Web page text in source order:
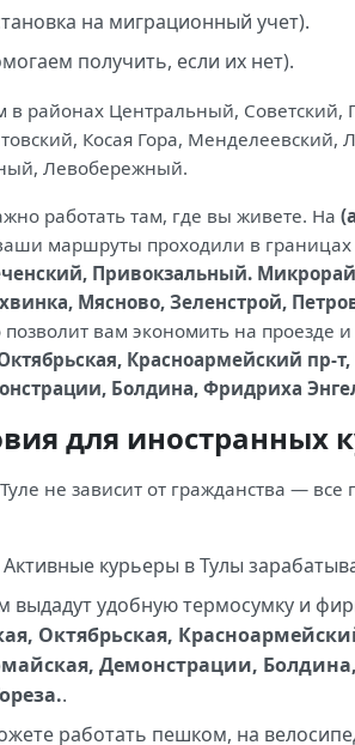
на миграционный учет).
получить, если их нет).
в районах Центральный,
Косая Гора, Менделеевский,
Левобережный.
работать там, где вы живете. На
маршруты проходили в
Привокзальный.
Мясново, Зеленстрой,
позволит вам экономить на проезде
Красноармейский пр-
Болдина, Фридриха
для иностранных
не зависит от гражданства —
Активные курьеры в Тулы
выдадут удобную термосумку и
Октябрьская,
Демонстрации,
.
работать пешком, на